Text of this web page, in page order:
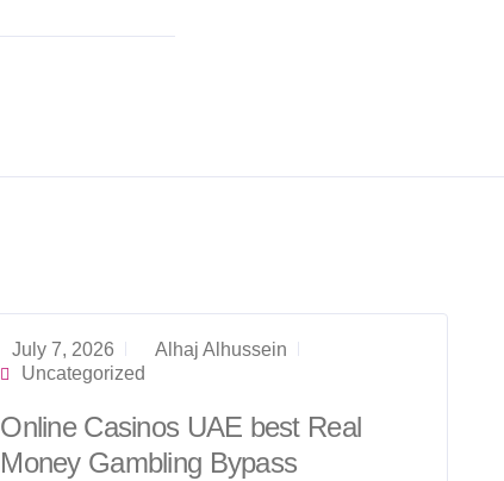
July 7, 2026
Alhaj Alhussein
Uncategorized
Online Casinos UAE best Real
Money Gambling Bypass